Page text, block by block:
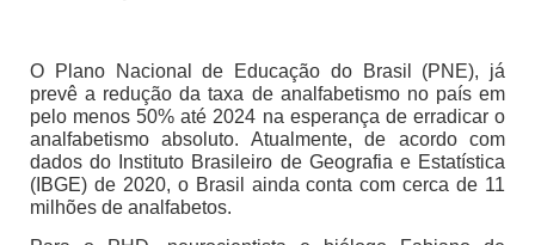
O Plano Nacional de Educação do Brasil (PNE), já
prevê a redução da taxa de analfabetismo no país em
pelo menos 50% até 2024 na esperança de erradicar o
analfabetismo absoluto. Atualmente, de acordo com
dados do Instituto Brasileiro de Geografia e Estatística
(IBGE) de 2020, o Brasil ainda conta com cerca de 11
milhões de analfabetos.